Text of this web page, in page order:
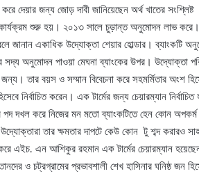
দেয়ার জন্য জোড় দাবী জানিয়েছেন অর্থ খাতের
কার্যক্রম শুরু হয়। ২০১৩ সালে চুড়ান্ত অনুমোদন লাভ
একাধিক উদ্যোক্তা শেয়ার হোল্ডার। ব্যাংকটি
অনুমোদন পাওয়া মেঘনা ব্যাংকের উপর। উদ্যোক্তা
জন্য। তার বয়স ও সম্মান বিবেচনা করে সহমর্মিতার অংশ
নির্বাচিত করেন। এক টার্মের জন্য চেয়ারম্যান
পদ দখল করে নিজের মন মতো ব্যাংকটিতে হেন কোন
তার ক্ষমতার দাপটে কেউ কোন টু শব্দ করারও
এইচ. এন আশিকুর রহমান এক টার্মের চেয়ারম্যান
ও চট্রগ্রামের প্রভাবশালী শেখ হাসিনার ঘনিষ্ঠ জন